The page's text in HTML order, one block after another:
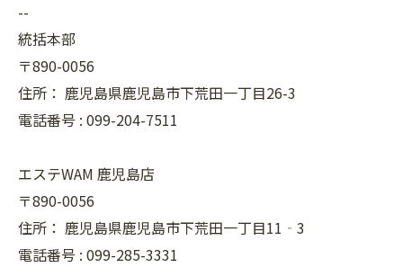
--
統括本部
〒890-0056
住所： 鹿児島県鹿児島市下荒田一丁目26-3
電話番号 : 099-204-7511
エステWAM 鹿児島店
〒890-0056
住所： 鹿児島県鹿児島市下荒田一丁目11‐3
電話番号 : 099-285-3331